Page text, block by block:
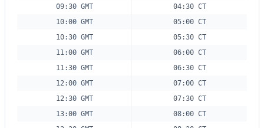
09:30 GMT
04:30 CT
10:00 GMT
05:00 CT
10:30 GMT
05:30 CT
11:00 GMT
06:00 CT
11:30 GMT
06:30 CT
12:00 GMT
07:00 CT
12:30 GMT
07:30 CT
13:00 GMT
08:00 CT